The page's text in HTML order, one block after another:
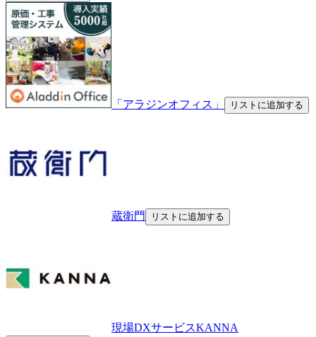
「アラジンオフィス」 リストに追加する
蔵衛門 リストに追加する
現場DXサービスKANNA